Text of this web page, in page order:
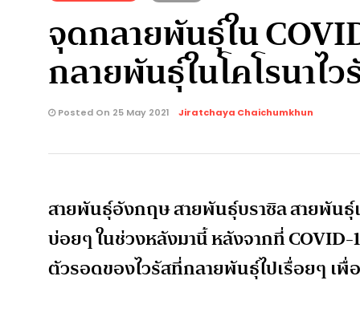
จุดกลายพันธุ์ใน
กลายพันธุ์ในโคโรนาไว
Posted On 25 May 2021 Jiratchaya Chaichumkhun
สายพันธุ์อังกฤษ สายพันธุ์บราซิล สายพัน
บ่อยๆ ในช่วงหลังมานี้ หลังจากที่
ตัวรอดของไวรัสที่กลายพันธุ์ไปเรื่อยๆ เพื่